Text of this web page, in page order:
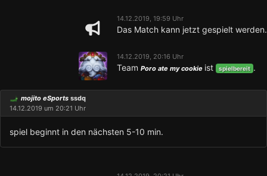
14.12.2019, 19:59 Uhr
Das Match kann jetzt gespielt werden.
14.12.2019, 20:16 Uhr
Team Poro ate my cookie ist spielbereit .
mojito eSports ssdq
14.12.2019 um 20:21 Uhr
spiel beginnt in den nächsten 5-10 min.